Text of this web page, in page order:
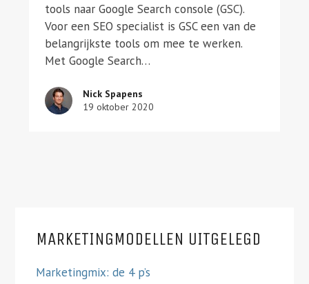
tools naar Google Search console (GSC).
Voor een SEO specialist is GSC een van de
belangrijkste tools om mee te werken.
Met Google Search…
Nick Spapens
19 oktober 2020
MARKETINGMODELLEN UITGELEGD
Marketingmix: de 4 p’s